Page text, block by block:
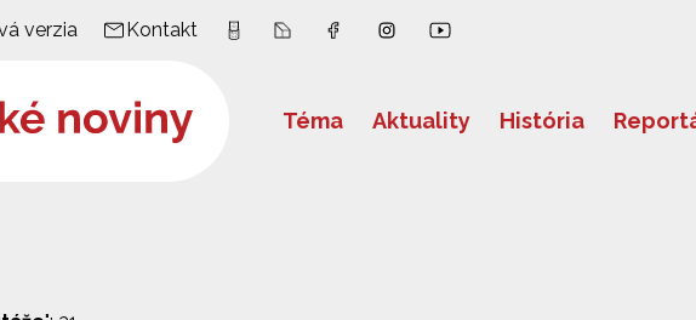
verzia Kontakt
Téma Aktuality História